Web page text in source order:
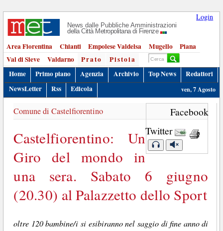
Login
News dalle Pubbliche Amministrazioni
della Città Metropolitana di Firenze
Area Fiorentina Chianti Empolese Valdelsa Mugello
Piana
Val di Sieve
Valdarno Prato
Pistoia
Home
Primo piano Agenzia Archivio Top News
Redattori
NewsLetter
Rss Edicola ven, 7 Agosto
Facebook
Twitter
Comune di Castelfiorentino
Castelfiorentino: Un
Giro del mondo in
una sera. Sabato 6 giugno
(20.30) al Palazzetto dello Sport
oltre 120 bambine/i si esibiranno nel saggio di fine anno di